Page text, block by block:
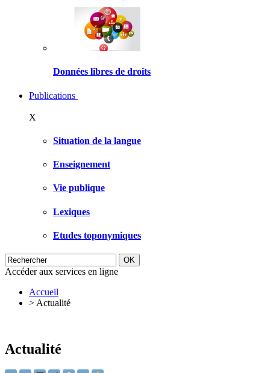
Données libres de droits
Publications
X
Situation de la langue
Enseignement
Vie publique
Lexiques
Etudes toponymiques
Accéder aux services en ligne
Accueil
> Actualité
Actualité